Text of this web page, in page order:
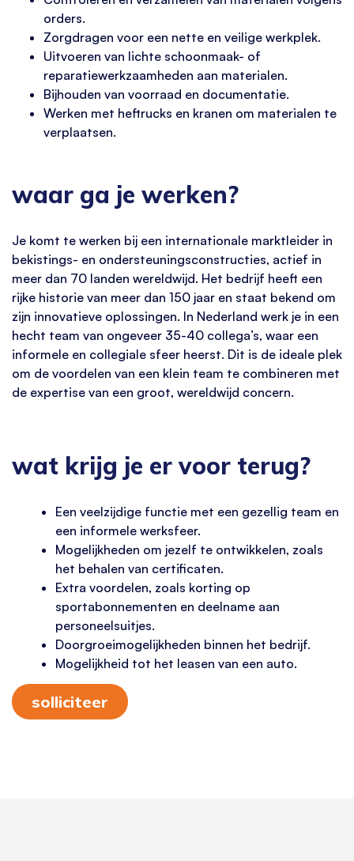
orders.
Zorgdragen voor een nette en veilige werkplek.
Uitvoeren van lichte schoonmaak- of
reparatiewerkzaamheden aan materialen.
Bijhouden van voorraad en documentatie.
Werken met heftrucks en kranen om materialen te
verplaatsen.
waar ga je werken?
Je komt te werken bij een internationale marktleider in
bekistings- en ondersteuningsconstructies, actief in
meer dan 70 landen wereldwijd. Het bedrijf heeft een
rijke historie van meer dan 150 jaar en staat bekend om
zijn innovatieve oplossingen. In Nederland werk je in een
hecht team van ongeveer 35-40 collega’s, waar een
informele en collegiale sfeer heerst. Dit is de ideale plek
om de voordelen van een klein team te combineren met
de expertise van een groot, wereldwijd concern.
wat krijg je er voor terug?
Een veelzijdige functie met een gezellig team en
een informele werksfeer.
Mogelijkheden om jezelf te ontwikkelen, zoals
het behalen van certificaten.
Extra voordelen, zoals korting op
sportabonnementen en deelname aan
personeelsuitjes.
Doorgroeimogelijkheden binnen het bedrijf.
Mogelijkheid tot het leasen van een auto.
solliciteer